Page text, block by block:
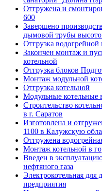
Отгружена и
600
Завершено
дымовой трубы
Отгрузка
Закончен монтаж и
котельной
Отгрузка блоков
Mонтаж модульной
Отгрузка котельной
Модульные котельные
Строительство
в г. Саратов
Изготовлена и
1100 в Калужскую
Отгружена
Монтаж котельной в
Введен в
нефтяного газа
Электрокотельная для
предприятия